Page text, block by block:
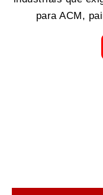
para ACM,